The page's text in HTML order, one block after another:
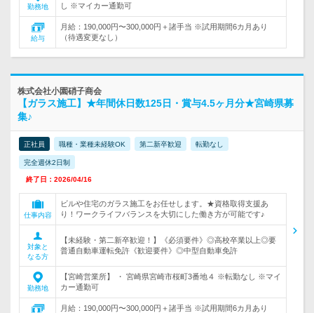
勤務地
し ※マイカー通勤可
給与
月給：190,000円〜300,000円＋諸手当 ※試用期間6カ月あり
（待遇変更なし）
株式会社小園硝子商会
【ガラス施工】★年間休日数125日・賞与4.5ヶ月分★宮崎県募
集♪
正社員 職種・業種未経験OK 第二新卒歓迎 転勤なし
完全週休2日制
終了日：2026/04/16
仕事内容
ビルや住宅のガラス施工をお任せします。★資格取得支援あ
り！ワークライフバランスを大切にした働き方が可能です♪
対象と
なる方
【未経験・第二新卒歓迎！】《必須要件》◎高校卒業以上◎要
普通自動車運転免許《歓迎要件》◎中型自動車免許
勤務地
【宮崎営業所】 ・ 宮崎県宮崎市桜町3番地４ ※転勤なし ※マイ
カー通勤可
月給：190,000円〜300,000円＋諸手当 ※試用期間6カ月あり